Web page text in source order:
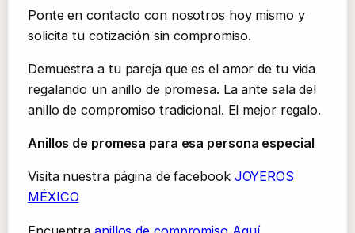
Ponte en contacto con nosotros hoy mismo y
solicita tu cotización sin compromiso.
Demuestra a tu pareja que es el amor de tu vida
regalando un anillo de promesa. La ante sala del
anillo de compromiso tradicional. El mejor regalo.
Anillos de promesa para esa persona especial
Visita nuestra página de facebook JOYEROS
MÉXICO